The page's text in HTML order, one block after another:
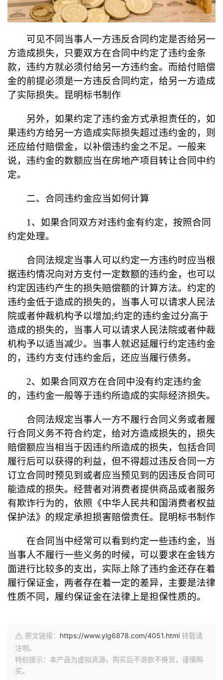
可见不同当事人一方违反合同约定是否给另一
方造成损失，只要双方在合同中约定了违约金条
款，违约方就必须付给另一方违约金。而给付赔偿
金的前提必须是一方违反合同约定，给另一方造成
了实际损失。昆明标书制作
另外，如果约定了违约金方式承担责任的，如
果违约方给另一方造成实际损失超过违约金的，则
还应给付赔偿金，以补偿违约金之不足。一般来
说，违约金的数额应当在房地产项目转让合同中约
定。
二、合同违约金应当如何计算
1、如果合同双方对违约金有约定，按照合同
约定处理。
合同法规定当事人可以约定一方违约时应当根
据违约情况向对方支付一定数额的违约金，也可以
约定因违约产生的损失赔偿额的计算方法。约定的
违约金低于造成的损失的，当事人可以请求人民法
院或者仲裁机构予以增加;约定的违约金过分高于
造成的损失的，当事人可以请求人民法院或者仲裁
机构予以适当减少。当事人就迟延履行约定违约金
的，违约方支付违约金后，还应当履行债务。
2、如果合同双方在合同中没有约定违约金
的，违约金一般等于违约所造成的实际经济损失。
合同法规定当事人一方不履行合同义务或者履
行合同义务不符合约定，给对方造成损失的，损失
赔偿额应当相当于因违约所造成的损失，包括合同
履行后可以获得的利益，但不得超过违反合同一方
订立合同时预见到或者应当预见到的因违反合同可
能造成的损失。经营者对消费者提供商品或者服务
有欺诈行为的，依照《中华人民共和国消费者权益
保护法》的规定承担损害赔偿责任。昆明标书制作
在合同当中经常可以看到约定一些违约金，当
当事人不履行一些义务的时候，可以要求在金钱方
面进行比较多的支出，实际上除了违约金还存在着
履行保证金，两者存在着一定的差异，主要是法律
性质不同，履约保证金在法律上是担保性质的。
原文链接： https://www.ylg6878.com/4051.html 转载请
注明。
特别提示：本产品为虚拟资源，购买后不退款不换货，谨慎购
买。